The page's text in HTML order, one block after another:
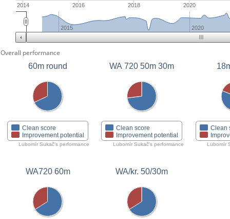
2014 2016 2018 2020
2020
2015
Overall performance
60m round
Clean score
Improvement potential
Lubomír Sukač's performance
WA 720 50m 30m
Clean score
Improvement potential
Lubomír Sukač's performance
Clean
Lubomír
WA720 60m WA/kr. 50/30m